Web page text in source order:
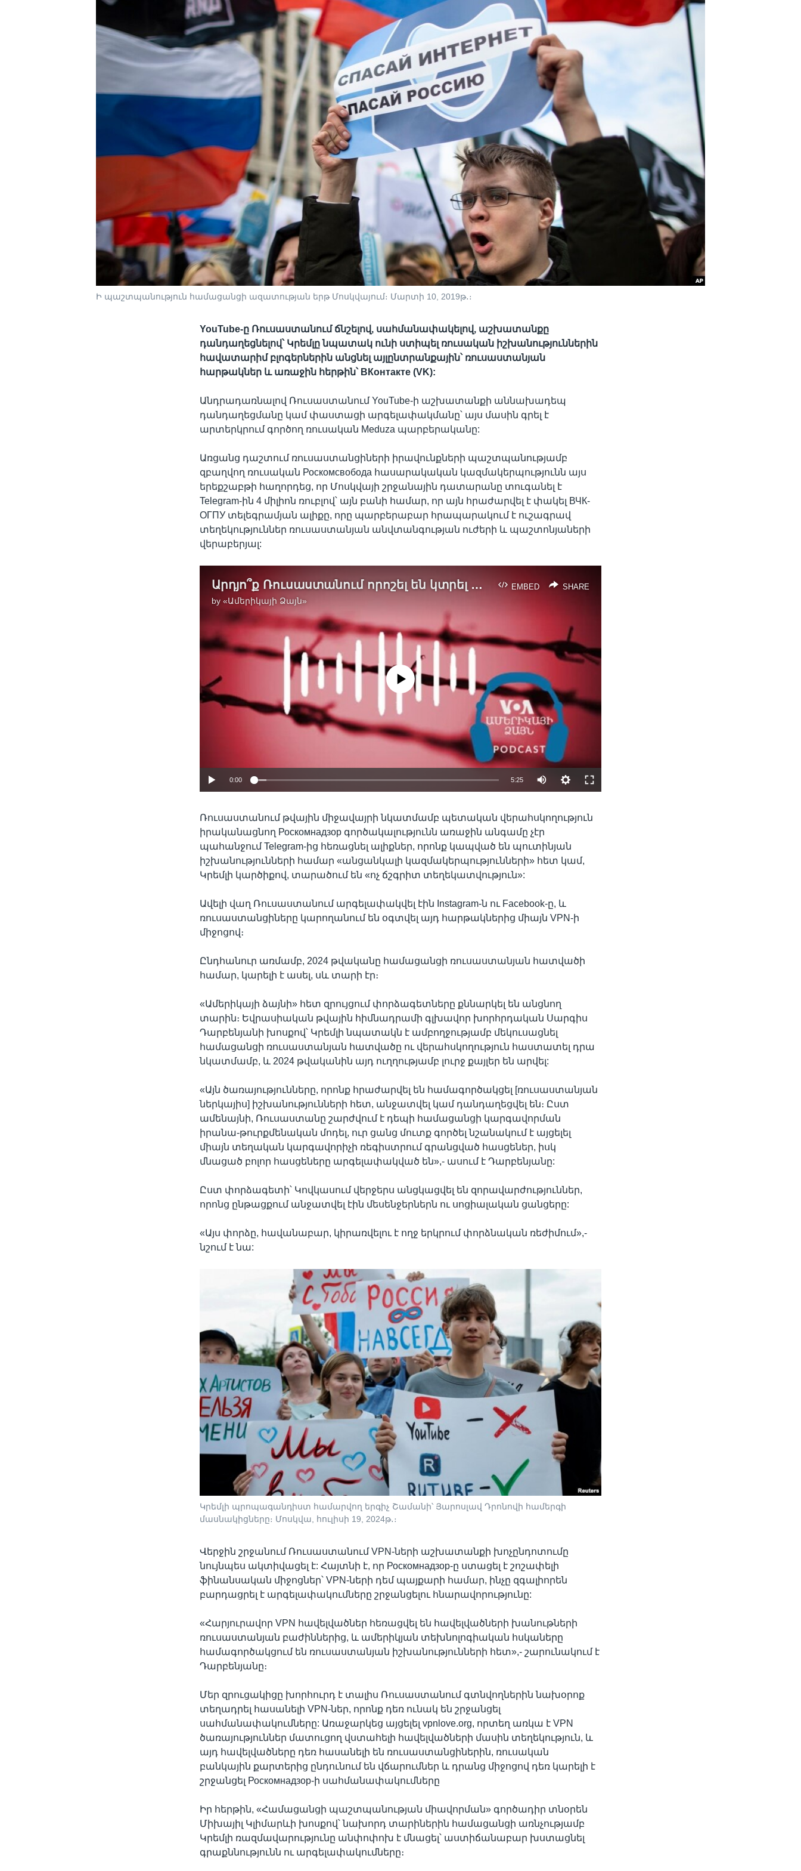
Ի պաշտպանություն համացանցի ազատության երթ Մոսկվայում։ Մարտի 10, 2019թ․։
YouTube-ը Ռուսաստանում ճնշելով, սահմանափակելով, աշխատանքը
դանդաղեցնելով՝ Կրեմլը նպատակ ունի ստիպել ռուսական իշխանություններին
հավատարիմ բլոգերներին անցնել այլընտրանքային՝ ռուսաստանյան
հարթակներ և առաջին հերթին՝ ВКонтакте (VK):
Անդրադառնալով Ռուսաստանում YouTube-ի աշխատանքի աննախադեպ
դանդաղեցմանը կամ փաստացի արգելափակմանը՝ այս մասին գրել է
արտերկրում գործող ռուսական Meduza պարբերականը:
Առցանց դաշտում ռուսաստանցիների իրավունքների պաշտպանությամբ
զբաղվող ռուսական Роскомсвобода հասարակական կազմակերպությունն այս
երեքշաբթի հաղորդեց, որ Մոսկվայի շրջանային դատարանը տուգանել է
Telegram-ին 4 միլիոն ռուբլով՝ այն բանի համար, որ այն հրաժարվել է փակել ВЧК-
ОГПУ տելեգրամյան ալիքը, որը պարբերաբար հրապարակում է ուշագրավ
տեղեկություններ ռուսաստանյան անվտանգության ուժերի և պաշտոնյաների
վերաբերյալ:
EMBED SHARE
Արդյո՞ք Ռուսաստանում որոշել են կտրել երկիրը համացանցից
by«Ամերիկայի Ձայն»
EMBED
No media source currently available
0:00 5:25
Ռուսաստանում թվային միջավայրի նկատմամբ պետական վերահսկողություն
իրականացնող Роскомнадзор գործակալությունն առաջին անգամը չէր
պահանջում Telegram-ից հեռացնել ալիքներ, որոնք կապված են պուտինյան
իշխանությունների համար «անցանկալի կազմակերպությունների» հետ կամ,
Կրեմլի կարծիքով, տարածում են «ոչ ճշգրիտ տեղեկատվություն»:
Ավելի վաղ Ռուսաստանում արգելափակվել էին Instagram-ն ու Facebook-ը, և
ռուսաստանցիները կարողանում են օգտվել այդ հարթակներից միայն VPN-ի
միջոցով։
Ընդհանուր առմամբ, 2024 թվականը համացանցի ռուսաստանյան հատվածի
համար, կարելի է ասել, սև տարի էր։
«Ամերիկայի ձայնի» հետ զրույցում փորձագետները քննարկել են անցնող
տարին։ Եվրասիական թվային հիմնադրամի գլխավոր խորհրդական Սարգիս
Դարբենյանի խոսքով՝ Կրեմլի նպատակն է ամբողջությամբ մեկուսացնել
համացանցի ռուսաստանյան հատվածը ու վերահսկողություն հաստատել դրա
նկատմամբ, և 2024 թվականին այդ ուղղությամբ լուրջ քայլեր են արվել:
«Այն ծառայությունները, որոնք հրաժարվել են համագործակցել [ռուսաստանյան
ներկայիս] իշխանությունների հետ, անջատվել կամ դանդաղեցվել են։ Ըստ
ամենայնի, Ռուսաստանը շարժվում է դեպի համացանցի կարգավորման
իրանա-թուրքմենական մոդել, ուր ցանց մուտք գործել նշանակում է այցելել
միայն տեղական կարգավորիչի ռեգիստրում գրանցված հասցեներ, իսկ
մնացած բոլոր հասցեները արգելափակված են»,- ասում է Դարբենյանը:
Ըստ փորձագետի՝ Կովկասում վերջերս անցկացվել են զորավարժություններ,
որոնց ընթացքում անջատվել էին մեսենջերներն ու սոցիալական ցանցերը:
«Այս փորձը, հավանաբար, կիրառվելու է ողջ երկրում փորձնական ռեժիմում»,-
նշում է նա:
Կրեմլի պրոպագանդիստ համարվող երգիչ Շամանի՝ Յարոսլավ Դրոնովի համերգի
մասնակիցները։ Մոսկվա, հուլիսի 19, 2024թ․։
Վերջին շրջանում Ռուսաստանում VPN-ների աշխատանքի խոչընդոտումը
նույնպես ակտիվացել է: Հայտնի է, որ Роскомнадзор-ը ստացել է շոշափելի
ֆինանսական միջոցներ՝ VPN-ների դեմ պայքարի համար, ինչը զգալիորեն
բարդացրել է արգելափակումները շրջանցելու հնարավորությունը:
«Հարյուրավոր VPN հավելվածներ հեռացվել են հավելվածների խանութների
ռուսաստանյան բաժիններից, և ամերիկյան տեխնոլոգիական հսկաները
համագործակցում են ռուսաստանյան իշխանությունների հետ»,- շարունակում է
Դարբենյանը։
Մեր զրուցակիցը խորհուրդ է տալիս Ռուսաստանում գտնվողներին նախօրոք
տեղադրել հասանելի VPN-ներ, որոնք դեռ ունակ են շրջանցել
սահմանափակումները: Առաջարկեց այցելել vpnlove.org, որտեղ առկա է VPN
ծառայություններ մատուցող վստահելի հավելվածների մասին տեղեկություն, և
այդ հավելվածները դեռ հասանելի են ռուսաստանցիներին, ռուսական
բանկային քարտերից ընդունում են վճարումներ և դրանց միջոցով դեռ կարելի է
շրջանցել Роскомнадзор-ի սահմանափակումները
Իր հերթին, «Համացանցի պաշտպանության միավորման» գործադիր տնօրեն
Միխայիլ Կլիմարևի խոսքով՝ նախորդ տարիներին համացանցի առնչությամբ
Կրեմլի ռազմավարությունը անփոփոխ է մնացել՝ աստիճանաբար խստացնել
գրաքննությունն ու արգելափակումները։